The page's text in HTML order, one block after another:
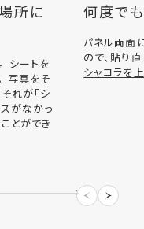
所に
シートを
写真をそ
れが「シ
スがなかっ
とができ
何度で
パネル両面
ので、貼り
シャコラを